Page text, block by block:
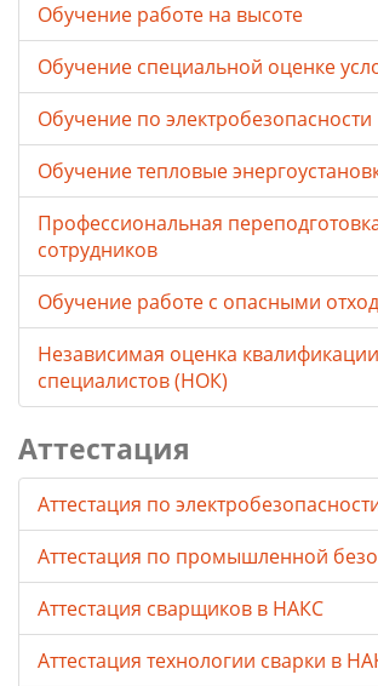
Обучение работе на высоте
Обучение специальной оценке
Обучение по электробезопасности
Обучение тепловые
Профессиональная
сотрудников
Обучение работе с опасными
Независимая оценка квалификации
специалистов (НОК)
Аттестация
Аттестация по
Аттестация по промышленной
Аттестация сварщиков в НАКС
Аттестация технологии сварки в